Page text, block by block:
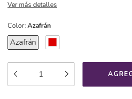
Ver más detalles
Color: Azafrán
Azafrán